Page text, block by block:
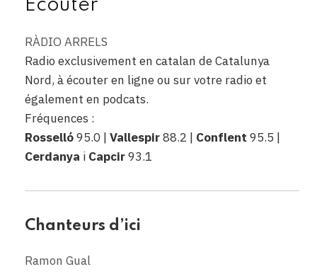
Ecouter
RÀDIO ARRELS
Radio exclusivement en catalan de Catalunya
Nord, à écouter en ligne ou sur votre radio et
également en podcats.
Fréquences :
Rosselló95.0 | Vallespir88.2 | Conflent 95.5 |
Cerdanya i Capcir93.1
Chanteurs d’ici
Ramon Gual